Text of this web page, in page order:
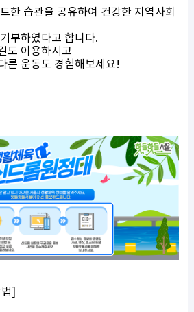
한 습관을 공유하여 건강한 지역사회
부하였다고 합니다.
도 이용하시고
른 운동도 경험해보세요!
]